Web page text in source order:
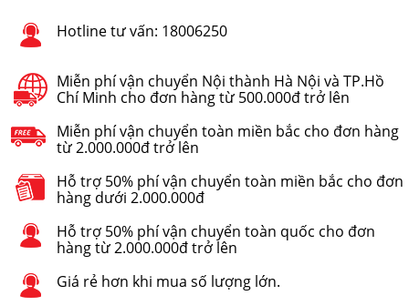
Hotline tư vấn: 18006250
Miễn phí vận chuyển Nội thành Hà Nội và TP.Hồ
Chí Minh cho đơn hàng từ 500.000đ trở lên
Miễn phí vận chuyển toàn miền bắc cho đơn hàng
từ 2.000.000đ trở lên
Hỗ trợ 50% phí vận chuyển toàn miền bắc cho đơn
hàng dưới 2.000.000đ
Hỗ trợ 50% phí vận chuyển toàn quốc cho đơn
hàng từ 2.000.000đ trở lên
Giá rẻ hơn khi mua số lượng lớn.